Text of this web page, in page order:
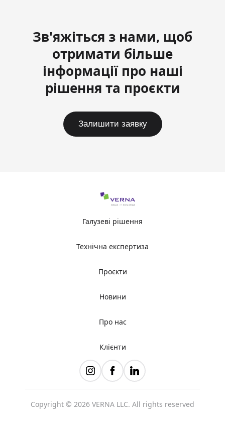
Зв'яжіться з нами, щоб
отримати більше
інформації про наші
рішення та проєкти
Залишити заявку
Галузеві рішення
Технічна експертиза
Проєкти
Новини
Про нас
Клієнти
Copyright © 2026 VERNA LLC. All rights reserved